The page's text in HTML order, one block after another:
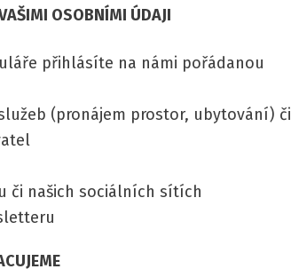
OSOBNÍMI ÚDAJI
přihlásíte na námi pořádanou
(pronájem prostor, ubytování) či
či našich sociálních sítích